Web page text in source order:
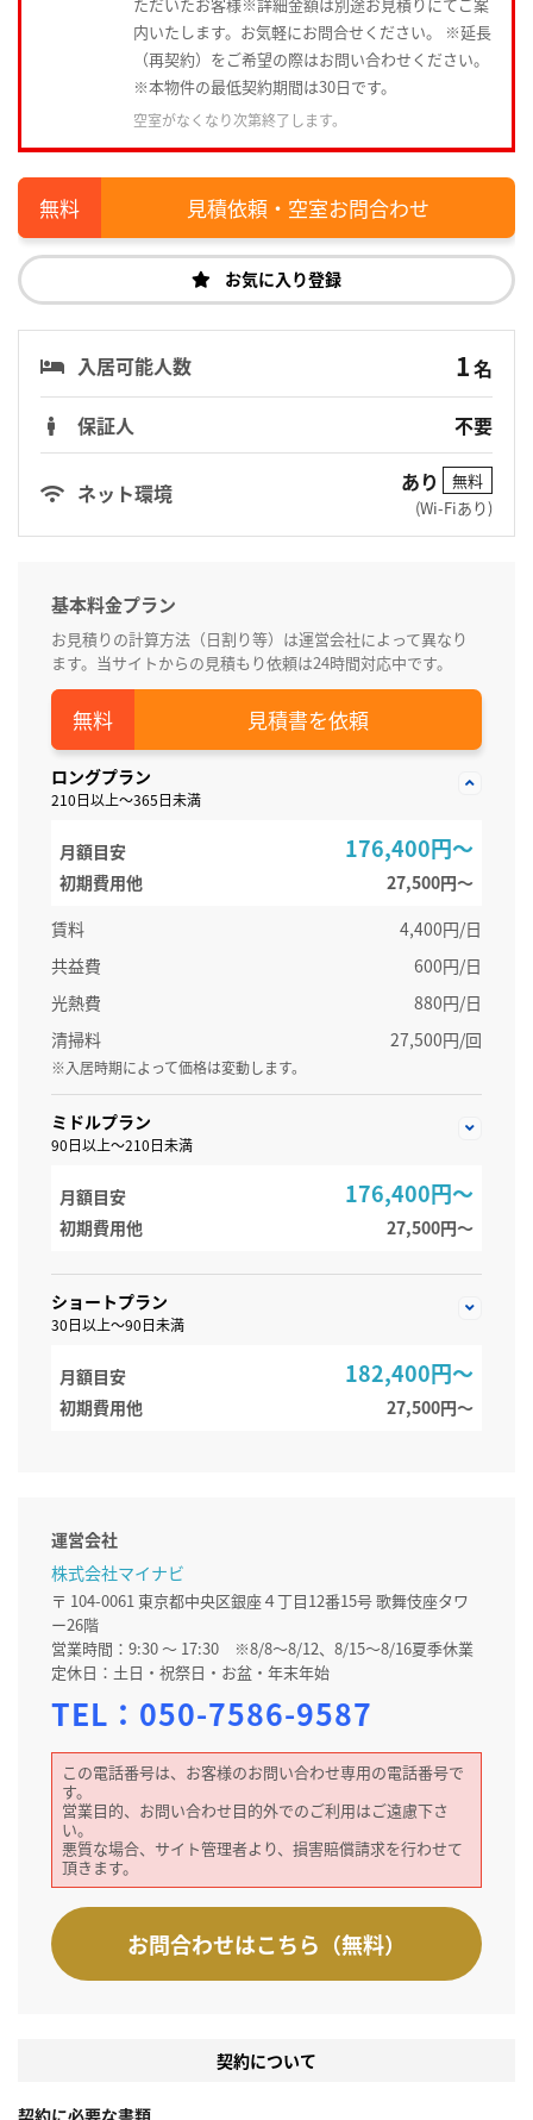
ただいたお客様※詳細金額は別途お見積りにてご案
内いたします。お気軽にお問合せください。 ※延長
（再契約）をご希望の際はお問い合わせください。
※本物件の最低契約期間は30日です。
空室がなくなり次第終了します。
見積依頼・空室お問合わせ
お気に入り登録
入居可能人数 1名
保証人
不要
ネット環境 あり
無料
(Wi-Fiあり)
基本料金プラン
お見積りの計算方法（日割り等）は運営会社によって異なり
ます。当サイトからの見積もり依頼は24時間対応中です。
見積書を依頼
ロングプラン
210日以上～365日未満
月額目安 176,400円～
初期費用他
27,500円〜
賃料
4,400円/日
共益費
600円/日
光熱費
880円/日
清掃料
27,500円/回
※入居時期によって価格は変動します。
ミドルプラン
90日以上～210日未満
月額目安 176,400円～
初期費用他 27,500円〜
ショートプラン
30日以上～90日未満
月額目安 182,400円～
初期費用他 27,500円〜
運営会社
株式会社マイナビ
〒 104-0061 東京都中央区銀座４丁目12番15号 歌舞伎座タワ
ー26階
営業時間：9:30 ～ 17:30 ※8/8～8/12、8/15～8/16夏季休業
定休日：土日・祝祭日・お盆・年末年始
TEL： 050-7586-9587
この電話番号は、お客様のお問い合わせ専用の電話番号で
す。
営業目的、お問い合わせ目的外でのご利用はご遠慮下さ
い。
悪質な場合、サイト管理者より、損害賠償請求を行わせて
頂きます。
お問合わせはこちら（無料）
契約について